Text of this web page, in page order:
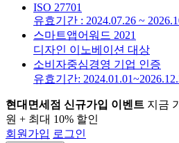
ISO 27701
유효기간 : 2024.07.26 ~
스마트앱어워드 2021
디자인 이노베이션 대상
소비자중심경영 기업 인증
유효기간:
현대면세점 신규가입 이벤트 지금
원 + 최대 10% 할인
회원가입 로그인